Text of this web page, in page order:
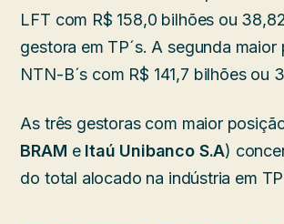
LFT com R$ 158,0 bilhões ou
gestora em TP´s. A segunda maior
NTN-B´s com R$ 141,7 bilhões ou
As três gestoras com maior
BRAM e Itaú Unibanco S.A)
do total alocado na indústria em